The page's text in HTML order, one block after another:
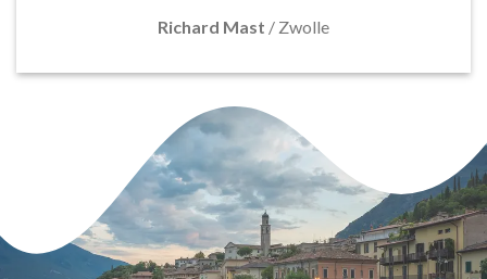
Richard Mast / Zwolle